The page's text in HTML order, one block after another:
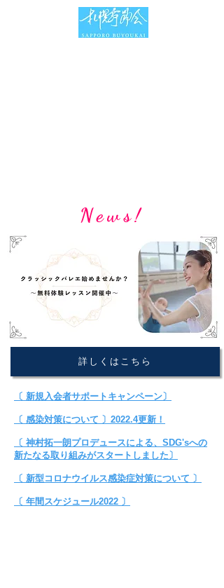
News!
詳しくはこちら
〔 新規入会者サポートキャンペーン〕
〔 感染対策について 〕2022.4更新！
〔 神村拓一朗プロデュースによる、SDG'sへの
新たなる取り組みがスタートしました〕
〔 新型コロナウイルス感染症対策について 〕
〔 年間スケジュール2022 〕